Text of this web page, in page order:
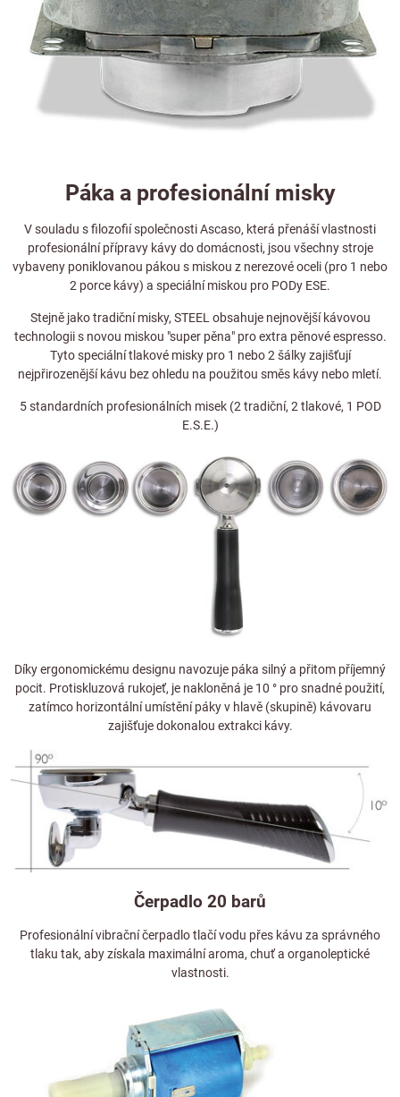
Páka a profesionální misky
V souladu s filozofií společnosti Ascaso, která přenáší vlastnosti
profesionální přípravy kávy do domácnosti, jsou všechny stroje
vybaveny poniklovanou pákou s miskou z nerezové oceli (pro 1 nebo
2 porce kávy) a speciální miskou pro PODy ESE.
Stejně jako tradiční misky, STEEL obsahuje nejnovější kávovou
technologii s novou miskou "super pěna" pro extra pěnové espresso.
Tyto speciální tlakové misky pro 1 nebo 2 šálky zajišťují
nejpřirozenější kávu bez ohledu na použitou směs kávy nebo mletí.
5 standardních profesionálních misek (2 tradiční, 2 tlakové, 1 POD
E.S.E.)
Díky ergonomickému designu navozuje páka silný a přitom příjemný
pocit. Protiskluzová rukojeť, je nakloněná je 10 ° pro snadné použití,
zatímco horizontální umístění páky v hlavě (skupině) kávovaru
zajišťuje dokonalou extrakci kávy.
Čerpadlo 20 barů
Profesionální vibrační čerpadlo tlačí vodu přes kávu za správného
tlaku tak, aby získala maximální aroma, chuť a organoleptické
vlastnosti.